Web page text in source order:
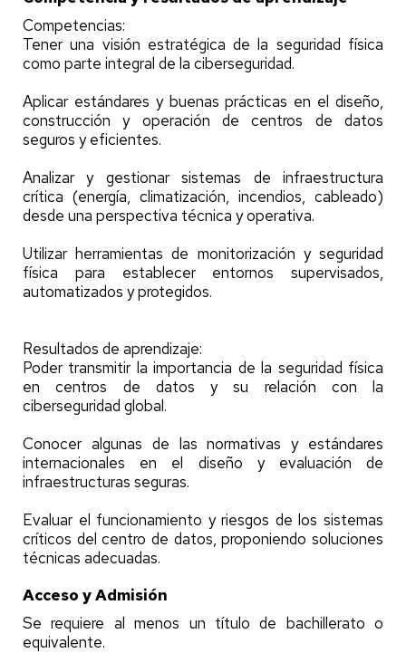
Competencias:
Tener una visión estratégica de la seguridad física
como parte integral de la ciberseguridad.
Aplicar estándares y buenas prácticas en el diseño,
construcción y operación de centros de datos
seguros y eficientes.
Analizar y gestionar sistemas de infraestructura
crítica (energía, climatización, incendios, cableado)
desde una perspectiva técnica y operativa.
Utilizar herramientas de monitorización y seguridad
física para establecer entornos supervisados,
automatizados y protegidos.
Resultados de aprendizaje:
Poder transmitir la importancia de la seguridad física
en centros de datos y su relación con la
ciberseguridad global.
Conocer algunas de las normativas y estándares
internacionales en el diseño y evaluación de
infraestructuras seguras.
Evaluar el funcionamiento y riesgos de los sistemas
críticos del centro de datos, proponiendo soluciones
técnicas adecuadas.
Acceso y Admisión
Se requiere al menos un título de bachillerato o
equivalente.